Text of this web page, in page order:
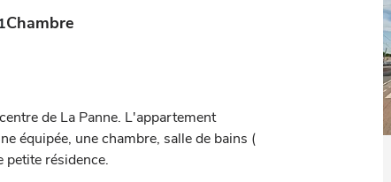
Chambre
de La Panne. L'appartement
équipée, une chambre, salle de bains (
petite résidence.